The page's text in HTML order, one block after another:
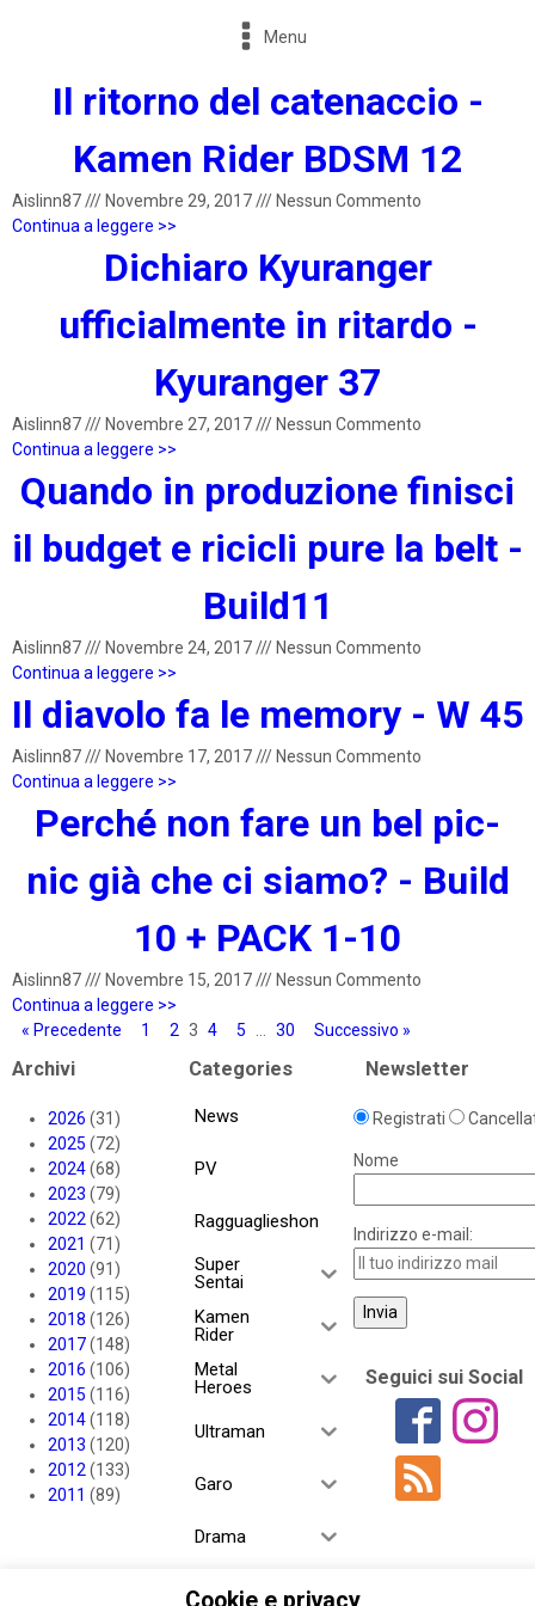
Menu
Il ritorno del catenaccio -
Kamen Rider BDSM 12
Aislinn87/// Novembre 29, 2017/// Nessun Commento
Continua a leggere >>
Dichiaro Kyuranger
ufficialmente in ritardo -
Kyuranger 37
Aislinn87/// Novembre 27, 2017/// Nessun Commento
Continua a leggere >>
Quando in produzione finisci
il budget e ricicli pure la belt -
Build11
Aislinn87/// Novembre 24, 2017/// Nessun Commento
Continua a leggere >>
Il diavolo fa le memory - W 45
Aislinn87/// Novembre 17, 2017/// Nessun Commento
Continua a leggere >>
Perché non fare un bel pic-
nic già che ci siamo? - Build
10 + PACK 1-10
Aislinn87/// Novembre 15, 2017/// Nessun Commento
Continua a leggere >>
« Precedente
1 2 3 4 5 30 Successivo »
Archivi
2026 (31)
2025 (72)
2024(68)
2023 (79)
2022 (62)
2021 (71)
2020 (91)
2019 (115)
2018 (126)
2017(148)
2016 (106)
2015 (116)
2014(118)
2013 (120)
2012 (133)
2011 (89)
Categories
News
PV
Ragguaglieshon
Super
Sentai
Kamen
Rider
Metal
Heroes
Ultraman
Garo
Drama
e
Newsletter
Registrati
Nome
Indirizzo e-mail:
Seguici sui Social